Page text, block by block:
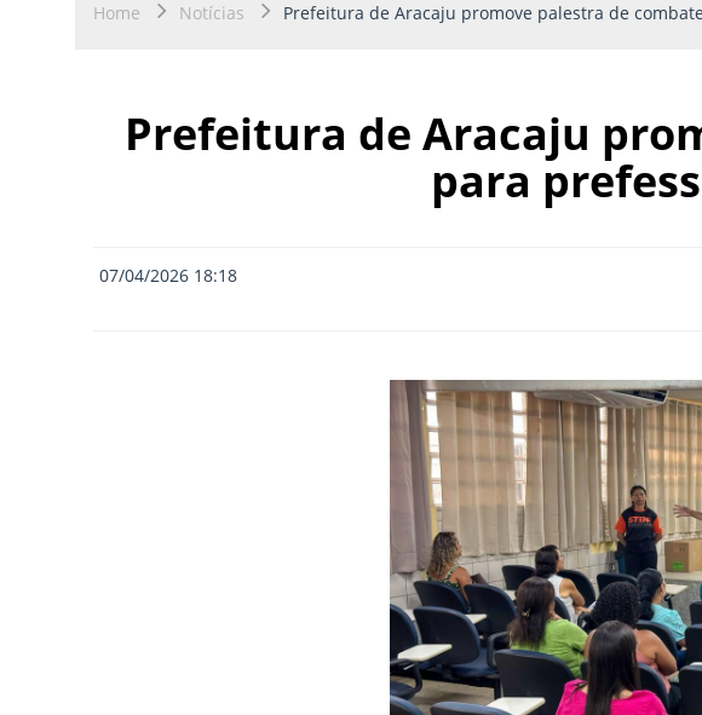
Home Notícias Prefeitura de Aracaju promove palestra de
Prefeitura de Aracaju
para
07/04/2026 18:18